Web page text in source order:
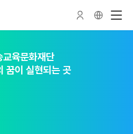
교육문화재단
재를 품다
교육문화재단
꿈이 실현되는 곳
교육문화재단
꾸는 숲이 되다